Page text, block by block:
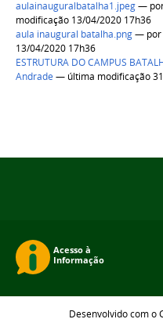
aulainauguralbatalha1.jpeg—
modificação 13/04/2020 17h36
aula inaugural batalha.png— por
13/04/2020 17h36
ESTRUTURA DO CAMPUS
Andrade — última modificação
Desenvolvido com o